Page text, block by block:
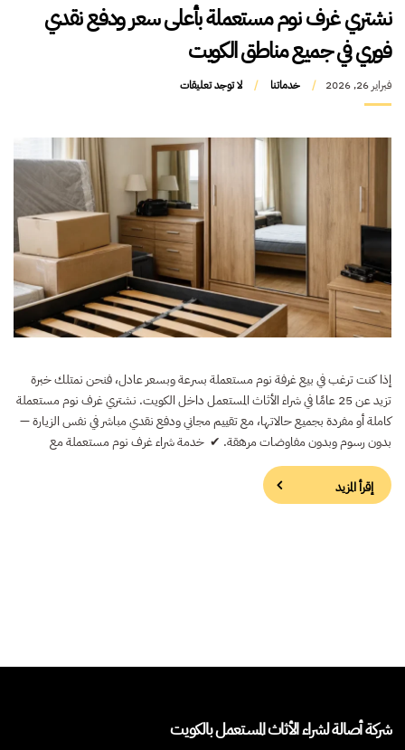
نشتري غرف نوم مستعملة بأعلى سعر ودفع نقدي
فوري في جميع مناطق الكويت
فبراير 26, 2026 خدماتنا لا توجد تعليقات
إذا كنت ترغب في بيع غرفة نوم مستعملة بسرعة وبسعر عادل، فنحن نمتلك خبرة
تزيد عن 25 عامًا في شراء الأثاث المستعمل داخل الكويت. نشتري غرف نوم مستعملة
كاملة أو مفردة بجميع حالاتها، مع تقييم مجاني ودفع نقدي مباشر في نفس الزيارة —
بدون رسوم وبدون مفاوضات مرهقة. ✔ خدمة شراء غرف نوم مستعملة مع
إقرأ المزيد
شركة أصالة لشراء الأثاث المستعمل بالكويت